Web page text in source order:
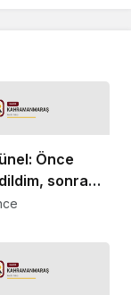
Önce
sonra
geldi